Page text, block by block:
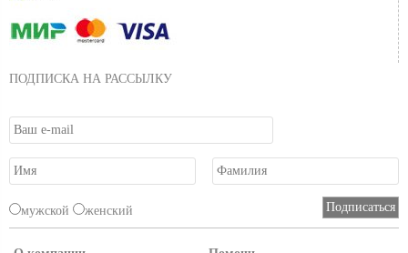
ПОДПИСКА НА РАССЫЛКУ
мужской женский